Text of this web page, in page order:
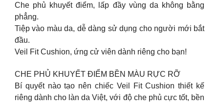
Che phủ khuyết điểm, lấp đầy vùng da không bằng
phẳng.
Tiệp vào màu da, dễ dàng sử dụng cho người mới bắt
đầu.
Veil Fit Cushion, ứng cử viên dành riêng cho bạn!
CHE PHỦ KHUYẾT ĐIỂM BỀN MÀU RỰC RỠ
Bí quyết nào tạo nên chiếc Veil Fit Cushion thiết kế
riêng dành cho làn da Việt, với độ che phủ cực tốt, bền